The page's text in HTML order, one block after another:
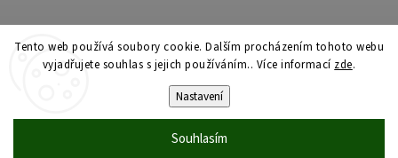
Tento web používá soubory cookie. Dalším procházením tohoto webu
vyjadřujete souhlas s jejich používáním.. Více informací zde.
Nastavení
Souhlasím
Professor Onyx. Všechna práva vyhrazena.